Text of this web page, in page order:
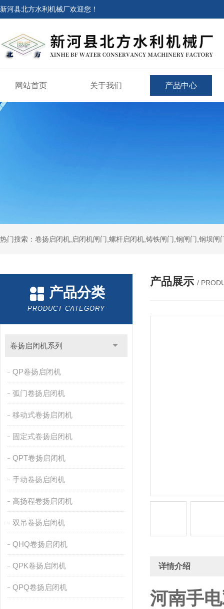
新河县北方水利机械厂欢迎您！
网站首页 关于我们 产品中心
热门搜索：卷扬启闭机,启闭机闸门,螺杆启闭机,铸铁闸门,钢闸门,钢坝
产品分类
PRODUCT CATEGORY
卷扬启闭机系列
QP卷扬启闭机
弧门卷扬启闭机
移动式卷扬启闭机
固定式卷扬启闭机
QPT卷扬启闭机
手动卷扬启闭机
高扬程卷扬启闭机
双吊卷扬启闭机
QHQ卷扬启闭机
QPK卷扬启闭机
QPQ卷扬启闭机
产品展示 /
详情介绍
河南手